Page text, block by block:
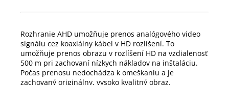
Rozhranie AHD umožňuje prenos analógového video
signálu cez koaxiálny kábel v HD rozlíšení. To
umožňuje prenos obrazu v rozlíšení HD na vzdialenosť
500 m pri zachovaní nízkych nákladov na inštaláciu.
Počas prenosu nedochádza k omeškaniu a je
zachovaný originálny, vysoko kvalitný obraz.